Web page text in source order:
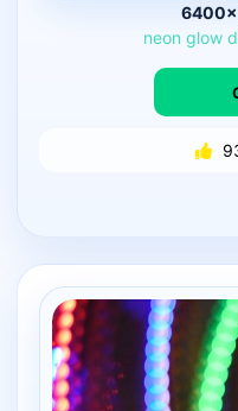
neon glow